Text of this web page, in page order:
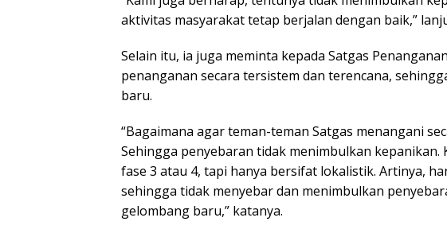
aktivitas masyarakat tetap berjalan dengan baik,”
Selain itu, ia juga meminta kepada Satgas
penanganan secara tersistem dan terencana,
baru.
“Bagaimana agar teman-teman Satgas menangani
Sehingga penyebaran tidak menimbulkan
fase 3 atau 4, tapi hanya bersifat lokalistik. Artinya,
sehingga tidak menyebar dan menimbulkan
gelombang baru,” katanya.